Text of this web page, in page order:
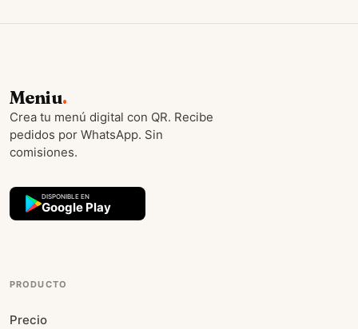
Meniu.
Crea tu menú digital con QR. Recibe
pedidos por WhatsApp. Sin
comisiones.
DISPONIBLE EN
Google Play
PRODUCTO
Precio